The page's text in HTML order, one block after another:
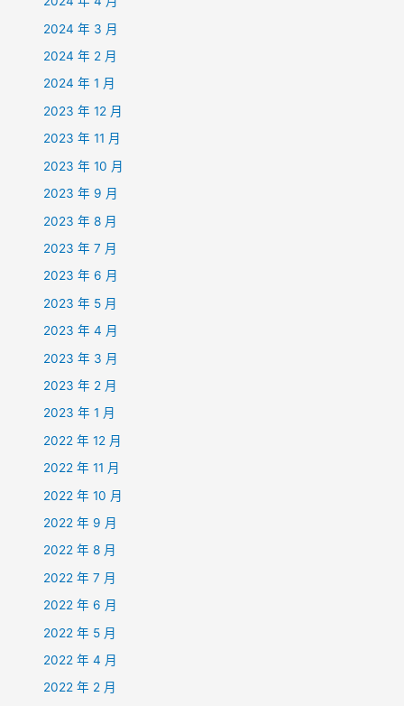
2024 年 3 月
2024 年 2 月
2024 年 1 月
2023 年 12 月
2023 年 11 月
2023 年 10 月
2023 年 9 月
2023 年 8 月
2023 年 7 月
2023 年 6 月
2023 年 5 月
2023 年 4 月
2023 年 3 月
2023 年 2 月
2023 年 1 月
2022 年 12 月
2022 年 11 月
2022 年 10 月
2022 年 9 月
2022 年 8 月
2022 年 7 月
2022 年 6 月
2022 年 5 月
2022 年 4 月
2022 年 2 月